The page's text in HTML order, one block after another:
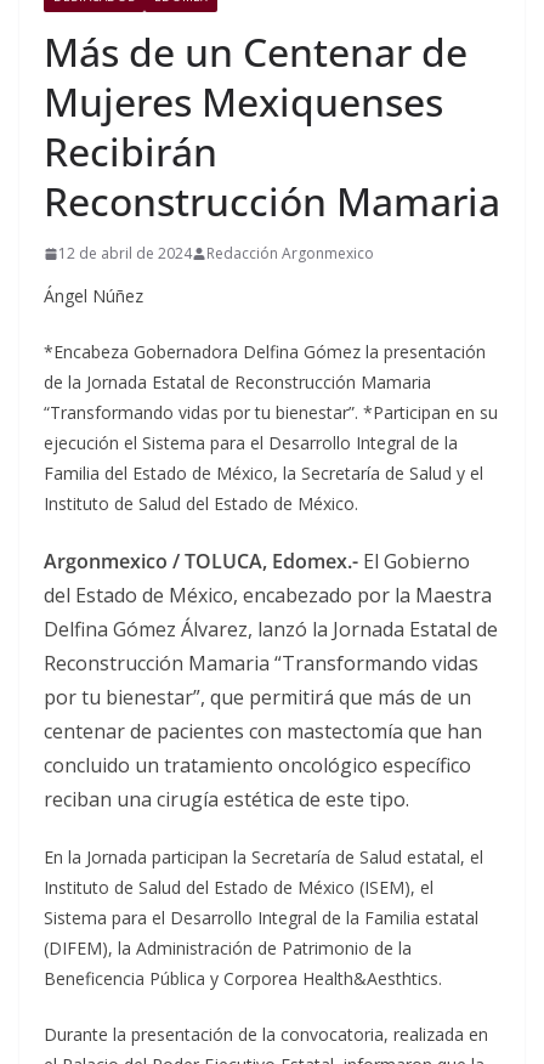
Más de un Centenar de
Mujeres Mexiquenses
Recibirán
Reconstrucción Mamaria
12 de abril de 2024 Redacción Argonmexico
Ángel Núñez
*Encabeza Gobernadora Delfina Gómez la presentación
de la Jornada Estatal de Reconstrucción Mamaria
“Transformando vidas por tu bienestar”. *Participan en su
ejecución el Sistema para el Desarrollo Integral de la
Familia del Estado de México, la Secretaría de Salud y el
Instituto de Salud del Estado de México.
Argonmexico / TOLUCA, Edomex.- El Gobierno
del Estado de México, encabezado por la Maestra
Delfina Gómez Álvarez, lanzó la Jornada Estatal de
Reconstrucción Mamaria “Transformando vidas
por tu bienestar”, que permitirá que más de un
centenar de pacientes con mastectomía que han
concluido un tratamiento oncológico específico
reciban una cirugía estética de este tipo.
En la Jornada participan la Secretaría de Salud estatal, el
Instituto de Salud del Estado de México (ISEM), el
Sistema para el Desarrollo Integral de la Familia estatal
(DIFEM), la Administración de Patrimonio de la
Beneficencia Pública y Corporea Health&Aesthtics.
Durante la presentación de la convocatoria, realizada en